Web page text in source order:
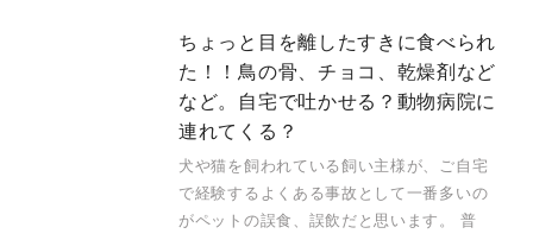
ちょっと目を離したすきに食べられ
た！！鳥の骨、チョコ、乾燥剤など
など。自宅で吐かせる？動物病院に
連れてくる？
犬や猫を飼われている飼い主様が、ご自宅
で経験するよくある事故として一番多いの
がペットの誤食、誤飲だと思います。 普